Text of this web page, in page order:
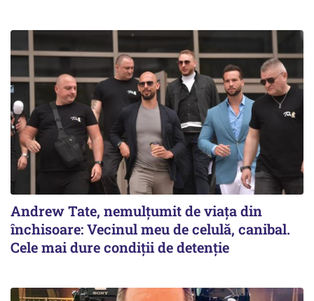
Andrew Tate, nemulțumit de viața din
închisoare: Vecinul meu de celulă, canibal.
Cele mai dure condiții de detenție